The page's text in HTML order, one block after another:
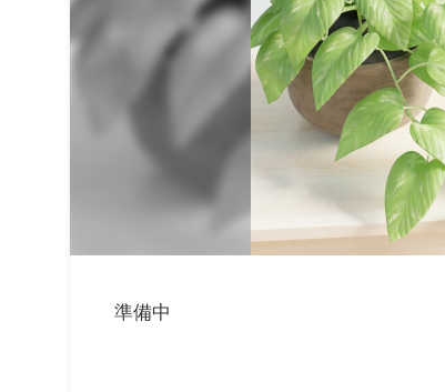
準備中